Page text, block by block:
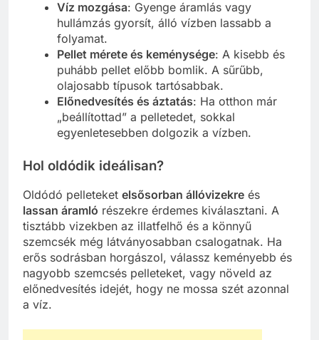
Víz mozgása: Gyenge áramlás vagy
hullámzás gyorsít, álló vízben lassabb a
folyamat.
Pellet mérete és keménysége: A kisebb és
puhább pellet előbb bomlik. A sűrűbb,
olajosabb típusok tartósabbak.
Előnedvesítés és áztatás: Ha otthon már
„beállítottad” a pelletedet, sokkal
egyenletesebben dolgozik a vízben.
Hol oldódik ideálisan?
Oldódó pelleteket elsősorban állóvizekre és
lassan áramló részekre érdemes kiválasztani. A
tisztább vizekben az illatfelhő és a könnyű
szemcsék még látványosabban csalogatnak. Ha
erős sodrásban horgászol, válassz keményebb és
nagyobb szemcsés pelleteket, vagy növeld az
előnedvesítés idejét, hogy ne mossa szét azonnal
a víz.